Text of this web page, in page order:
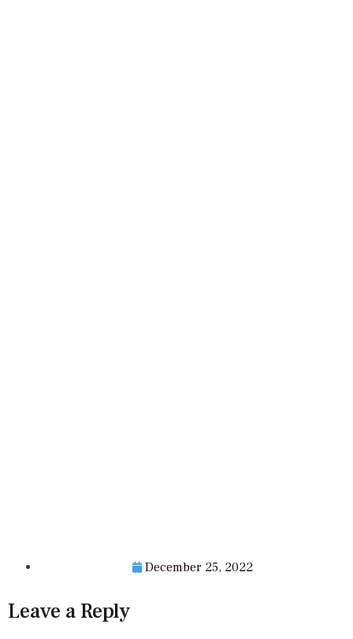
December 25, 2022
Leave a Reply